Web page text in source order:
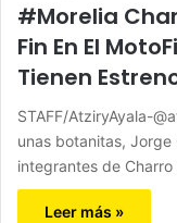
#Morelia
Fin En El
Tienen
STAFF/AtziryAyala-
unas botanitas, Jorge
integrantes de
Leer más »